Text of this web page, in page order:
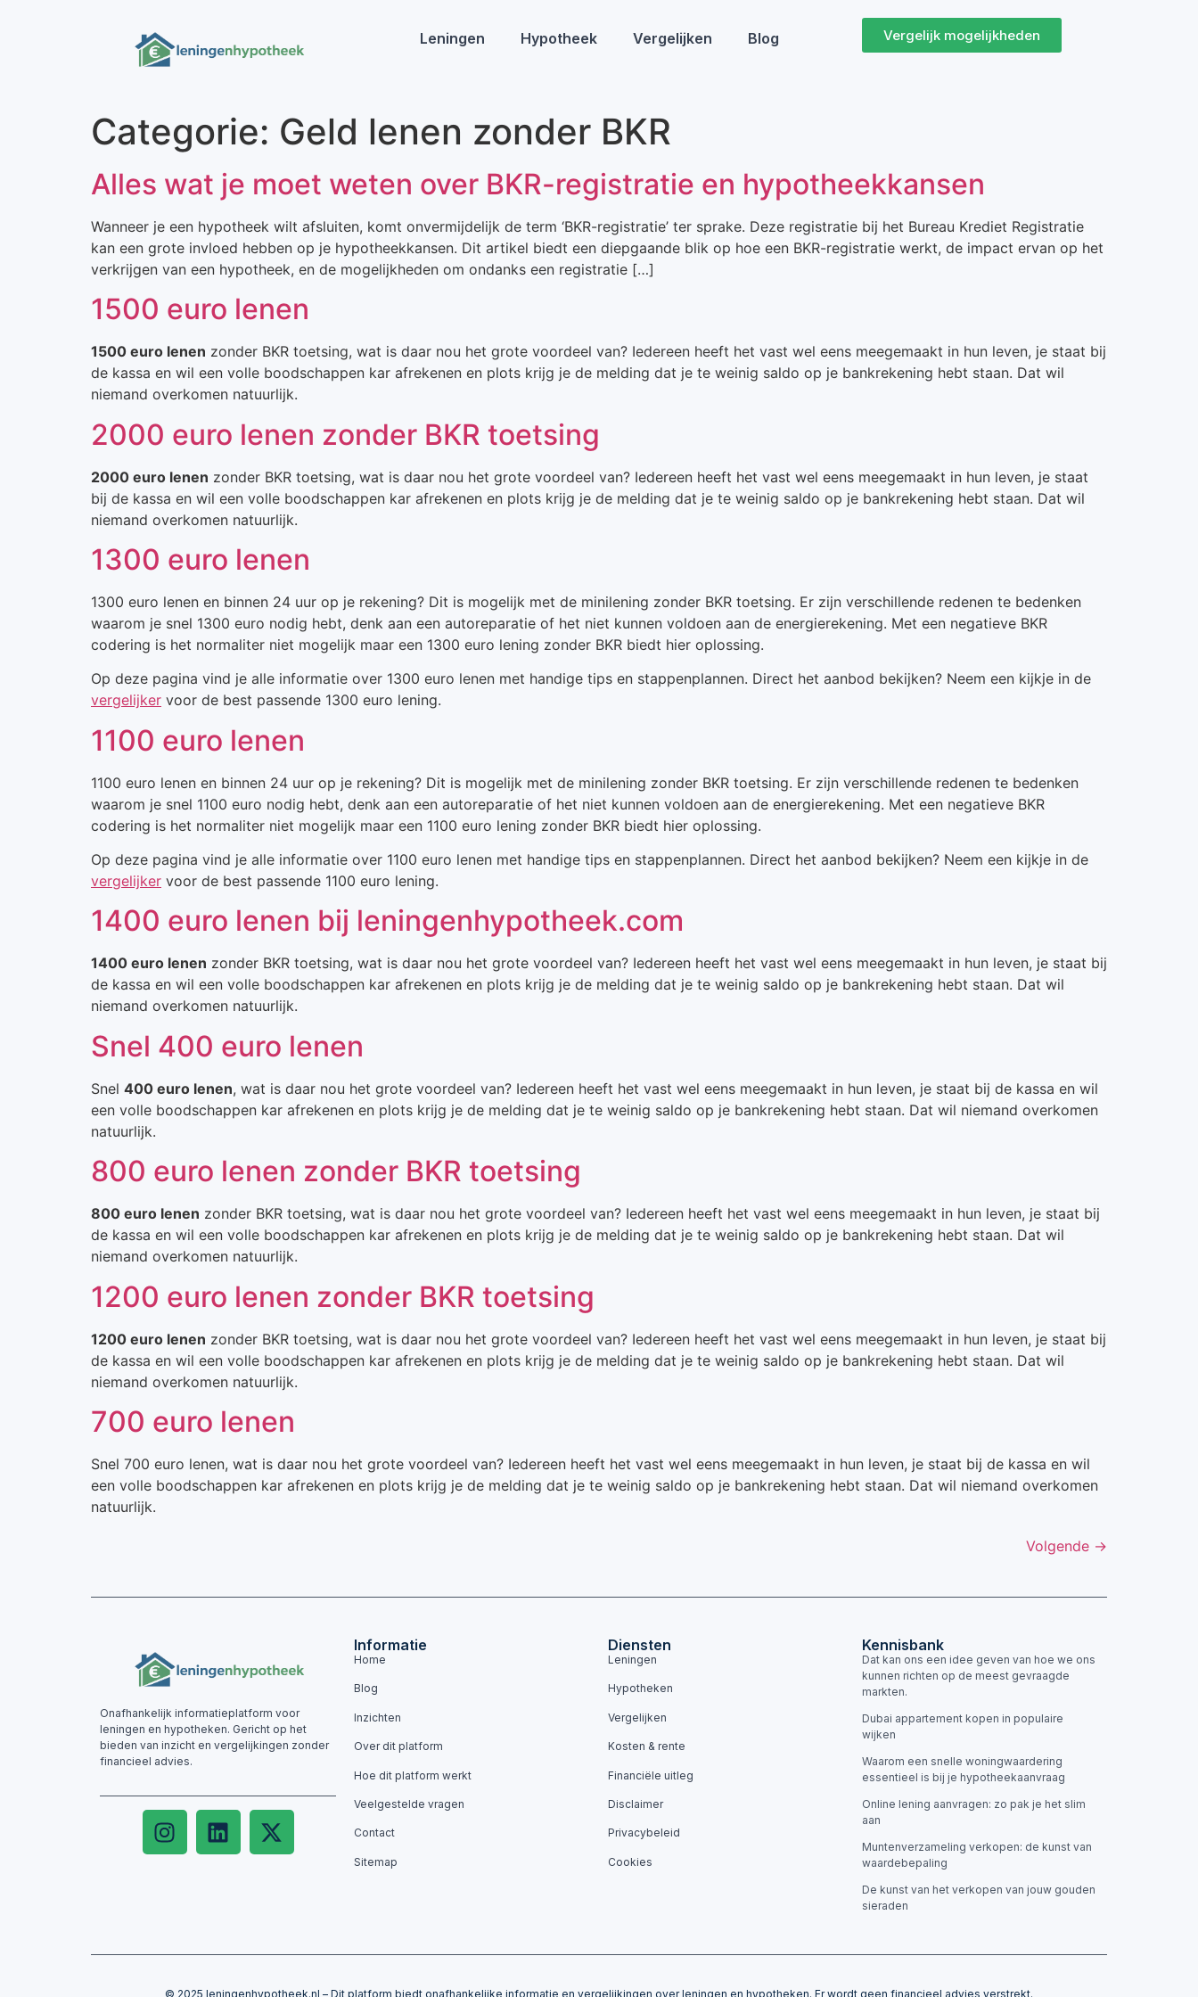
Leningen Hypotheek Vergelijken Blog Vergelijk mogelijkheden
Categorie: Geld lenen zonder BKR
Alles wat je moet weten over BKR-registratie en hypotheekkansen
Wanneer je een hypotheek wilt afsluiten, komt onvermijdelijk de term ‘BKR-registratie’ ter sprake. Deze registratie bij het Bureau Krediet Registratie
kan een grote invloed hebben op je hypotheekkansen. Dit artikel biedt een diepgaande blik op hoe een BKR-registratie werkt, de impact ervan op het
verkrijgen van een hypotheek, en de mogelijkheden om ondanks een registratie […]
1500 euro lenen
1500 euro lenen zonder BKR toetsing, wat is daar nou het grote voordeel van? Iedereen heeft het vast wel eens meegemaakt in hun leven, je staat bij
de kassa en wil een volle boodschappen kar afrekenen en plots krijg je de melding dat je te weinig saldo op je bankrekening hebt staan. Dat wil
niemand overkomen natuurlijk.
2000 euro lenen zonder BKR toetsing
2000 euro lenen zonder BKR toetsing, wat is daar nou het grote voordeel van? Iedereen heeft het vast wel eens meegemaakt in hun leven, je staat
bij de kassa en wil een volle boodschappen kar afrekenen en plots krijg je de melding dat je te weinig saldo op je bankrekening hebt staan. Dat wil
niemand overkomen natuurlijk.
1300 euro lenen
1300 euro lenen en binnen 24 uur op je rekening? Dit is mogelijk met de minilening zonder BKR toetsing. Er zijn verschillende redenen te bedenken
waarom je snel 1300 euro nodig hebt, denk aan een autoreparatie of het niet kunnen voldoen aan de energierekening. Met een negatieve BKR
codering is het normaliter niet mogelijk maar een 1300 euro lening zonder BKR biedt hier oplossing.
Op deze pagina vind je alle informatie over 1300 euro lenen met handige tips en stappenplannen. Direct het aanbod bekijken? Neem een kijkje in de
vergelijker voor de best passende 1300 euro lening.
1100 euro lenen
1100 euro lenen en binnen 24 uur op je rekening? Dit is mogelijk met de minilening zonder BKR toetsing. Er zijn verschillende redenen te bedenken
waarom je snel 1100 euro nodig hebt, denk aan een autoreparatie of het niet kunnen voldoen aan de energierekening. Met een negatieve BKR
codering is het normaliter niet mogelijk maar een 1100 euro lening zonder BKR biedt hier oplossing.
Op deze pagina vind je alle informatie over 1100 euro lenen met handige tips en stappenplannen. Direct het aanbod bekijken? Neem een kijkje in de
vergelijker voor de best passende 1100 euro lening.
1400 euro lenen bij leningenhypotheek.com
1400 euro lenen zonder BKR toetsing, wat is daar nou het grote voordeel van? Iedereen heeft het vast wel eens meegemaakt in hun leven, je staat bij
de kassa en wil een volle boodschappen kar afrekenen en plots krijg je de melding dat je te weinig saldo op je bankrekening hebt staan. Dat wil
niemand overkomen natuurlijk.
Snel 400 euro lenen
Snel 400 euro lenen, wat is daar nou het grote voordeel van? Iedereen heeft het vast wel eens meegemaakt in hun leven, je staat bij de kassa en wil
een volle boodschappen kar afrekenen en plots krijg je de melding dat je te weinig saldo op je bankrekening hebt staan. Dat wil niemand overkomen
natuurlijk.
800 euro lenen zonder BKR toetsing
800 euro lenen zonder BKR toetsing, wat is daar nou het grote voordeel van? Iedereen heeft het vast wel eens meegemaakt in hun leven, je staat bij
de kassa en wil een volle boodschappen kar afrekenen en plots krijg je de melding dat je te weinig saldo op je bankrekening hebt staan. Dat wil
niemand overkomen natuurlijk.
1200 euro lenen zonder BKR toetsing
1200 euro lenen zonder BKR toetsing, wat is daar nou het grote voordeel van? Iedereen heeft het vast wel eens meegemaakt in hun leven, je staat bij
de kassa en wil een volle boodschappen kar afrekenen en plots krijg je de melding dat je te weinig saldo op je bankrekening hebt staan. Dat wil
niemand overkomen natuurlijk.
700 euro lenen
Snel 700 euro lenen, wat is daar nou het grote voordeel van? Iedereen heeft het vast wel eens meegemaakt in hun leven, je staat bij de kassa en wil
een volle boodschappen kar afrekenen en plots krijg je de melding dat je te weinig saldo op je bankrekening hebt staan. Dat wil niemand overkomen
natuurlijk.
Volgende →
Onafhankelijk informatieplatform voor
leningen en hypotheken. Gericht op het
bieden van inzicht en vergelijkingen zonder
financieel advies.
Informatie
Home
Blog
Inzichten
Over dit platform
Hoe dit platform werkt
Veelgestelde vragen
Contact
Sitemap
Diensten
Leningen
Hypotheken
Vergelijken
Kosten & rente
Financiële uitleg
Disclaimer
Privacybeleid
Cookies
Kennisbank
Dat kan ons een idee geven van hoe we ons
kunnen richten op de meest gevraagde
markten.
Dubai appartement kopen in populaire
wijken
Waarom een snelle woningwaardering
essentieel is bij je hypotheekaanvraag
Online lening aanvragen: zo pak je het slim
aan
Muntenverzameling verkopen: de kunst van
waardebepaling
De kunst van het verkopen van jouw gouden
sieraden
© 2025 leningenhypotheek.nl – Dit platform biedt onafhankelijke informatie en vergelijkingen over leningen en hypotheken. Er wordt geen financieel advies verstrekt.